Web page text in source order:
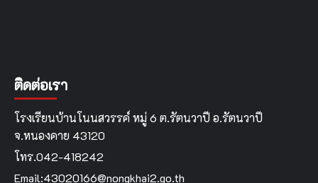
ติดต่อเรา
โรงเรียนบ้านโนนสวรรค์ หมู่ 6 ต.รัตนวาปี อ.รัตนวาปี
จ.หนองคาย 43120
โทร.042-418242
Email:43020166@nongkhai2.go.th